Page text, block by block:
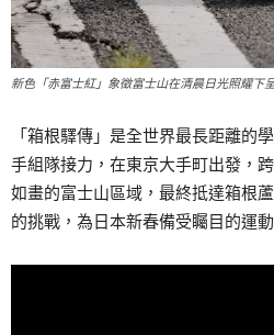
新色「赤富士紅」象徵富士山在清晨日光照耀下
「箱根驛傳」是全世界最長距離的
手組隊接力，在東京大手町出發，
如畫的富士山區域，最終抵達箱根
的挑戰，為日本新春備受矚目的運動